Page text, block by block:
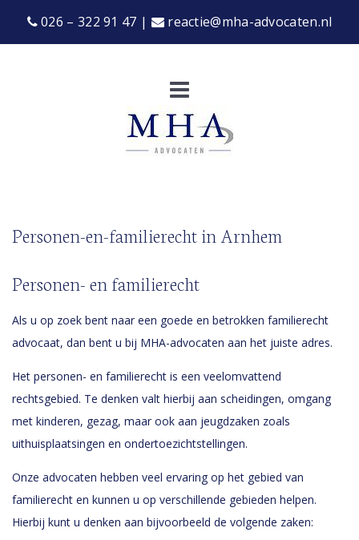
026 – 322 91 47 | reactie@mha-advocaten.nl
Personen-en-familierecht in Arnhem
Personen- en familierecht
Als u op zoek bent naar een goede en betrokken familierecht
advocaat, dan bent u bij MHA-advocaten aan het juiste adres.
Het personen- en familierecht is een veelomvattend
rechtsgebied. Te denken valt hierbij aan scheidingen, omgang
met kinderen, gezag, maar ook aan jeugdzaken zoals
uithuisplaatsingen en ondertoezichtstellingen.
Onze advocaten hebben veel ervaring op het gebied van
familierecht en kunnen u op verschillende gebieden helpen.
Hierbij kunt u denken aan bijvoorbeeld de volgende zaken: